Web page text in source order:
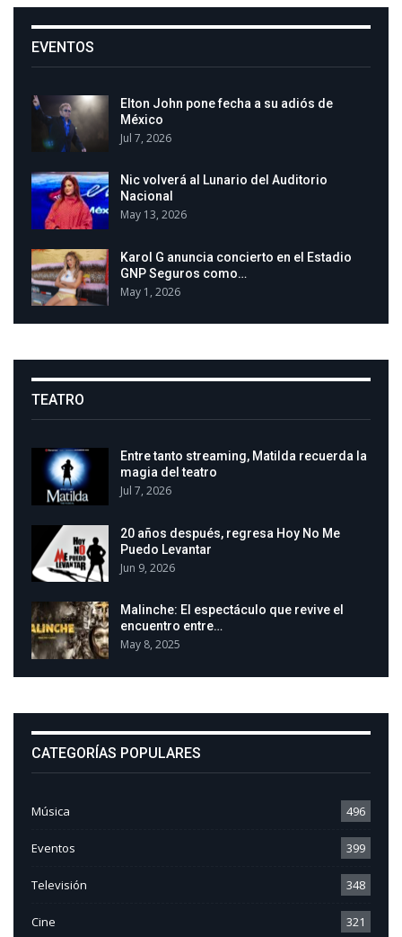
EVENTOS
Elton John pone fecha a su adiós de
México
Jul 7, 2026
Nic volverá al Lunario del Auditorio
Nacional
May 13, 2026
Karol G anuncia concierto en el Estadio
GNP Seguros como…
May 1, 2026
TEATRO
Entre tanto streaming, Matilda recuerda la
magia del teatro
Jul 7, 2026
20 años después, regresa Hoy No Me
Puedo Levantar
Jun 9, 2026
Malinche: El espectáculo que revive el
encuentro entre…
May 8, 2025
CATEGORÍAS POPULARES
Música 496
Eventos 399
Televisión 348
Cine 321